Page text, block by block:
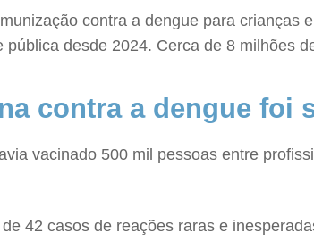
contra a dengue para
pública desde 2024. Cerca de 8 milhões
contra a dengue foi
vacinado 500 mil pessoas entre
42 casos de reações raras e